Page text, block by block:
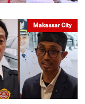
Makassar City